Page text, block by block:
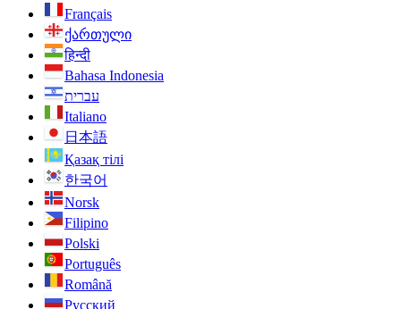
Français
ქართული
हिन्दी
Bahasa Indonesia
עברית
Italiano
日本語
Қазақ тілі
한국어
Norsk
Filipino
Polski
Português
Română
Русский